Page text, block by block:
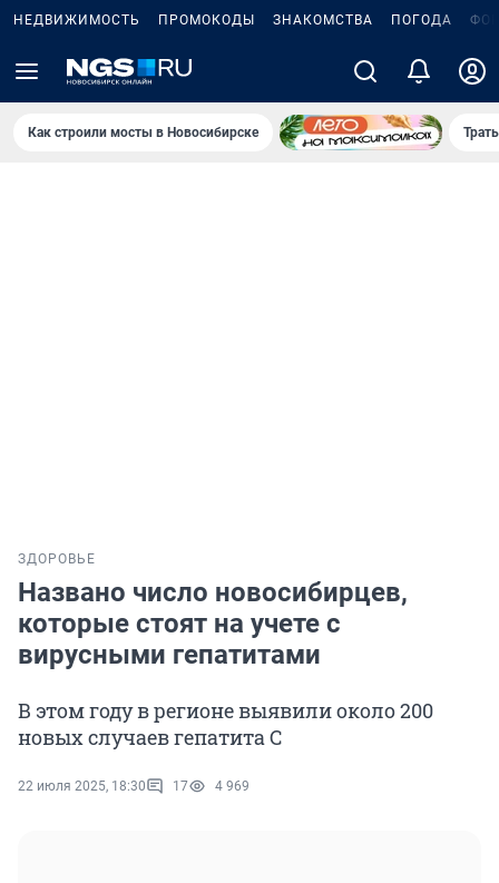
НЕДВИЖИМОСТЬ ПРОМОКОДЫ ЗНАКОМСТВА ПОГОДА
Как строили мосты в Новосибирске
ЗДОРОВЬЕ
Названо число новосибирцев,
которые стоят на учете с
вирусными гепатитами
В этом году в регионе выявили около 200
новых случаев гепатита С
22 июля 2025, 18:30 17 4 969